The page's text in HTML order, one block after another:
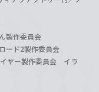
製作委員会
ード2製作委員会
ヤー製作委員会 イラ